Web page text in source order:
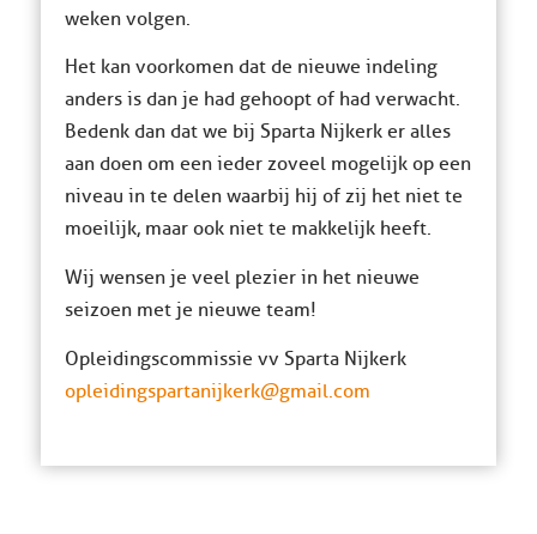
weken volgen.
Het kan voorkomen dat de nieuwe indeling
anders is dan je had gehoopt of had verwacht.
Bedenk dan dat we bij Sparta Nijkerk er alles
aan doen om een ieder zoveel mogelijk op een
niveau in te delen waarbij hij of zij het niet te
moeilijk, maar ook niet te makkelijk heeft.
Wij wensen je veel plezier in het nieuwe
seizoen met je nieuwe team!
Opleidingscommissie vv Sparta Nijkerk
opleidingspartanijkerk@gmail.com